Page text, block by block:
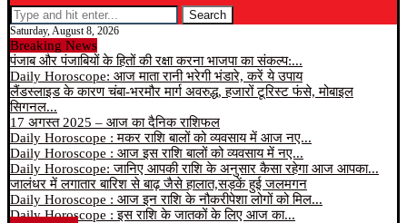
Search
Saturday, August 8, 2026
Breaking News
पंजाब और पंजाबियों के हितों की रक्षा करना भाजपा का संकल्प:...
Daily Horoscope: आज माता रानी भरेगी भंडारे, करें ये उपाय
लैंडस्लाइड के कारण चंबा-भरमौर मार्ग अवरुद्ध, हजारों टूरिस्ट फंसे, मोबाइल
सिगनल...
17 अगस्त 2025 – आज का दैनिक राशिफल
Daily Horoscope : मकर राशि बालों को व्यवसाय में आज नए...
Daily Horoscope : आज इस राशि बालों को व्यवसाय में नए...
Daily Horoscope: जानिए आपकी राशि के अनुसार कैसा रहेगा आज आपका...
जालंधर में लगातार बारिश से बाढ़ जैसे हालात,सड़कें हुई जलमगन
Daily Horoscope : आज इन राशि के नौकरीपेशा लोगों को मिल...
Daily Horoscope : इस राशि के जातकों के लिए आज का...